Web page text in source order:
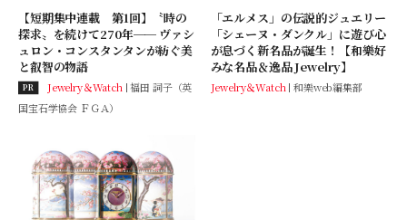
【短期集中連載 第1回】〝時の
探求〟を続けて270年── ヴァシ
ュロン・コンスタンタンが紡ぐ美
と叡智の物語
PR Jewelry＆Watch 福田 詞子（英
国宝石学協会 ＦＧＡ）
「エルメス」の伝説的ジュエリー
「シェーヌ・ダンクル」に遊び心
が息づく新名品が誕生！【和樂好
みな名品＆逸品 Jewelry】
Jewelry＆Watch 和樂web編集部